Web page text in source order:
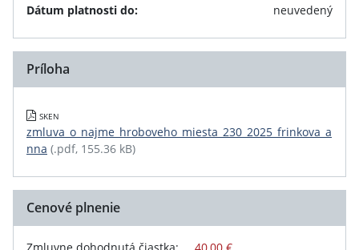
Dátum platnosti do:
neuvedený
Príloha
SKEN
zmluva_o_najme_hroboveho_miesta_230_2025_frinkova_a
nna (.pdf, 155.36 kB)
Cenové plnenie